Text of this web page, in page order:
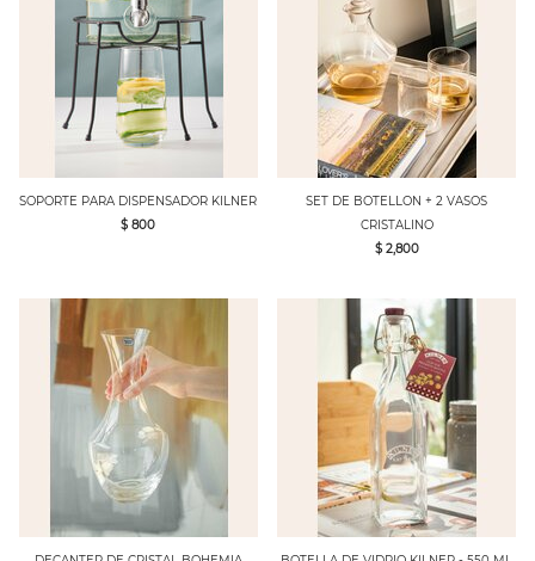
SOPORTE PARA DISPENSADOR KILNER
$ 800
SET DE BOTELLON + 2 VASOS
CRISTALINO
$ 2,800